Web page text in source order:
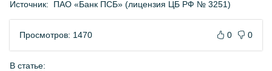
Источник: ПАО «Банк ПСБ» (лицензия ЦБ РФ № 3251)
Просмотров: 1470 0 0
В статье: